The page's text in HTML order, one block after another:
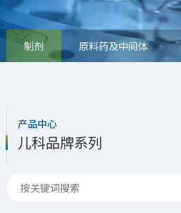
制剂 原料药及中间体
产品中心
儿科品牌系列